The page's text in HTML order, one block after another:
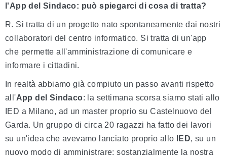
l'App del Sindaco: può spiegarci di cosa di tratta?
R. Si tratta di un progetto nato spontaneamente dai nostri
collaboratori del centro informatico. Si tratta di un'app
che permette all'amministrazione di comunicare e
informare i cittadini.
In realtà abbiamo già compiuto un passo avanti rispetto
all'App del Sindaco: la settimana scorsa siamo stati allo
IED a Milano, ad un master proprio su Castelnuovo del
Garda. Un gruppo di circa 20 ragazzi ha fatto dei lavori
su un'idea che avevamo lanciato proprio allo
IED, su un
nuovo modo di amministrare: sostanzialmente la nostra